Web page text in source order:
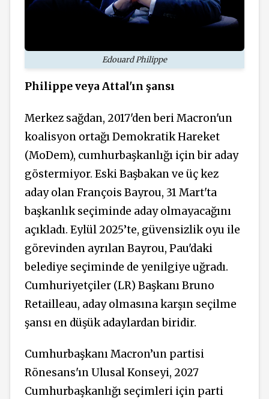
Edouard Philippe
Philippe veya Attal'ın şansı
Merkez sağdan, 2017'den beri Macron'un
koalisyon ortağı Demokratik Hareket
(MoDem), cumhurbaşkanlığı için bir aday
göstermiyor. Eski Başbakan ve üç kez
aday olan François Bayrou, 31 Mart'ta
başkanlık seçiminde aday olmayacağını
açıkladı. Eylül 2025’te, güvensizlik oyu ile
görevinden ayrılan Bayrou, Pau'daki
belediye seçiminde de yenilgiye uğradı.
Cumhuriyetçiler (LR) Başkanı Bruno
Retailleau, aday olmasına karşın seçilme
şansı en düşük adaylardan biridir.
Cumhurbaşkanı Macron’un partisi
Rönesans'ın Ulusal Konseyi, 2027
Cumhurbaşkanlığı seçimleri için parti